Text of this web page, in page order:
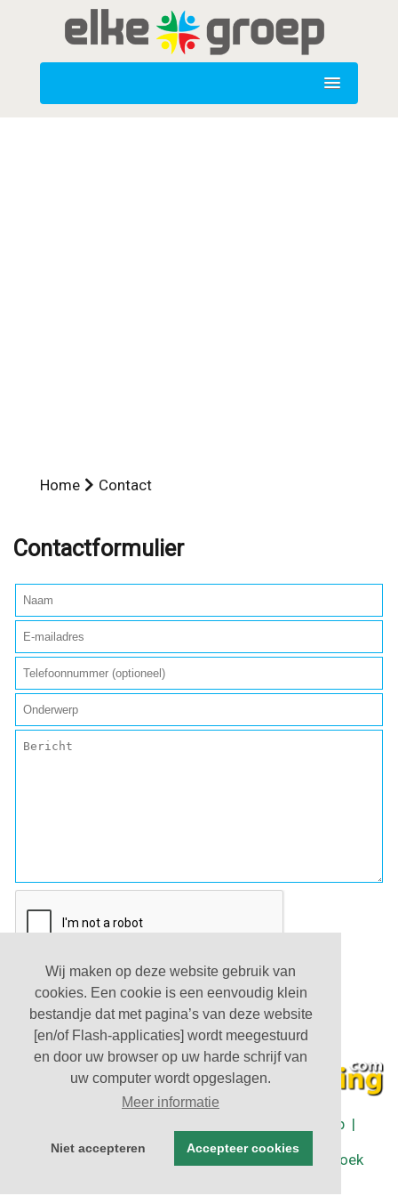
Wij maken op deze website gebruik van
cookies. Een cookie is een eenvoudig klein
bestandje dat met pagina’s van deze website
[en/of Flash-applicaties] wordt meegestuurd
en door uw browser op uw harde schrijf van
uw computer wordt opgeslagen.
Meer informatie
Niet accepteren Accepteer cookies
Home Contact
Contactformulier
Sitemap |
Contact
| © Groepsaccommodaties in Nederland - Boek